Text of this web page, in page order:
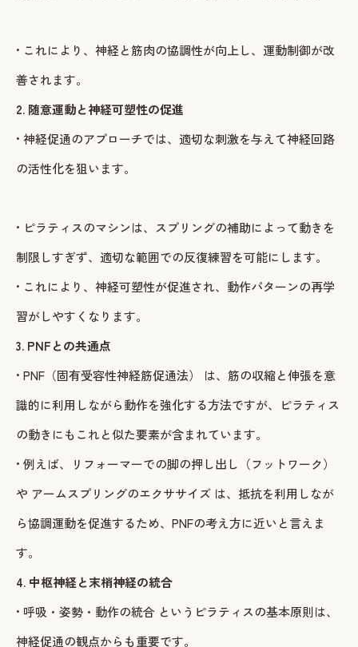
• これにより、神経と筋肉の協調性が向上し、運動制御が改
善されます。
2. 随意運動と神経可塑性の促進
• 神経促通のアプローチでは、適切な刺激を与えて神経回路
の活性化を狙います。
• ピラティスのマシンは、スプリングの補助によって動きを
制限しすぎず、適切な範囲での反復練習を可能にします。
• これにより、神経可塑性が促進され、動作パターンの再学
習がしやすくなります。
3. PNFとの共通点
• PNF（固有受容性神経筋促通法） は、筋の収縮と伸張を意
識的に利用しながら動作を強化する方法ですが、ピラティス
の動きにもこれと似た要素が含まれています。
• 例えば、リフォーマーでの脚の押し出し（フットワーク）
や アームスプリングのエクササイズ は、抵抗を利用しなが
ら協調運動を促進するため、PNFの考え方に近いと言えま
す。
4. 中枢神経と末梢神経の統合
• 呼吸・姿勢・動作の統合 というピラティスの基本原則は、
神経促通の観点からも重要です。